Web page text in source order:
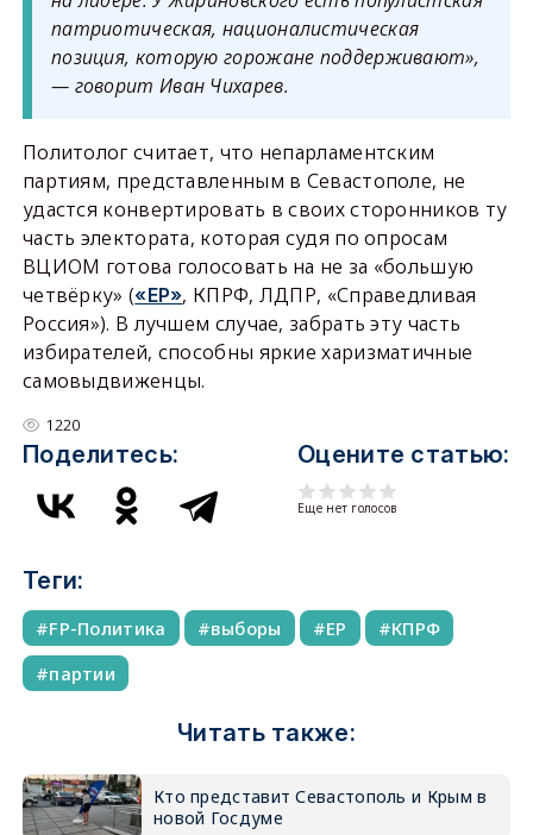
патриотическая, националистическая
позиция, которую горожане поддерживают»,
— говорит Иван Чихарев.
Политолог считает, что непарламентским
партиям, представленным в Севастополе, не
удастся конвертировать в своих сторонников ту
часть электората, которая судя по опросам
ВЦИОМ готова голосовать на не за «большую
четвёрку» («ЕР», КПРФ, ЛДПР, «Справедливая
Россия»). В лучшем случае, забрать эту часть
избирателей, способны яркие харизматичные
самовыдвиженцы.
1220
Поделитесь: Оцените статью:
Еще нет голосов
Теги:
FP-Политика выборы ЕР
КПРФ
партии
Читать также:
Кто представит Севастополь и Крым в
новой Госдуме